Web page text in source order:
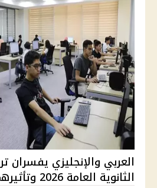
العربي والإنجليزي يفسران
الثانوية العامة 2026 وتأثيرهما ع...